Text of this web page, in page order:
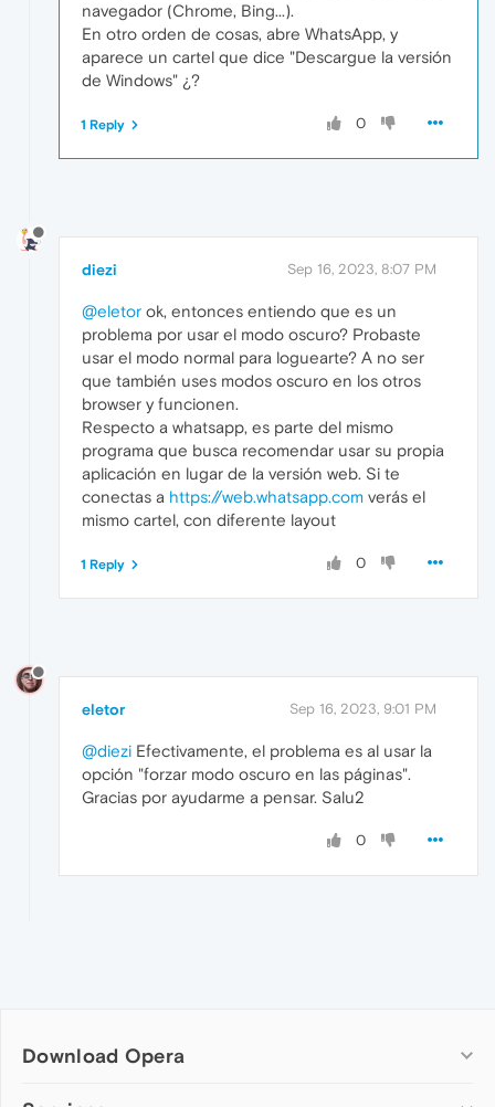
navegador (Chrome, Bing...).
En otro orden de cosas, abre WhatsApp, y
aparece un cartel que dice "Descargue la versión
de Windows" ¿?
0
1 Reply
diezi Sep 16, 2023, 8:07 PM
@eletor ok, entonces entiendo que es un
problema por usar el modo oscuro? Probaste
usar el modo normal para loguearte? A no ser
que también uses modos oscuro en los otros
browser y funcionen.
Respecto a whatsapp, es parte del mismo
programa que busca recomendar usar su propia
aplicación en lugar de la versión web. Si te
conectas a https://web.whatsapp.com verás el
mismo cartel, con diferente layout
0
1 Reply
eletor Sep 16, 2023, 9:01 PM
@diezi Efectivamente, el problema es al usar la
opción "forzar modo oscuro en las páginas".
Gracias por ayudarme a pensar. Salu2
0
Download Opera